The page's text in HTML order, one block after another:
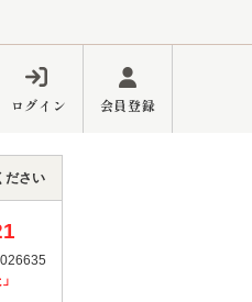
グ
ログイン 会員登録
ださい